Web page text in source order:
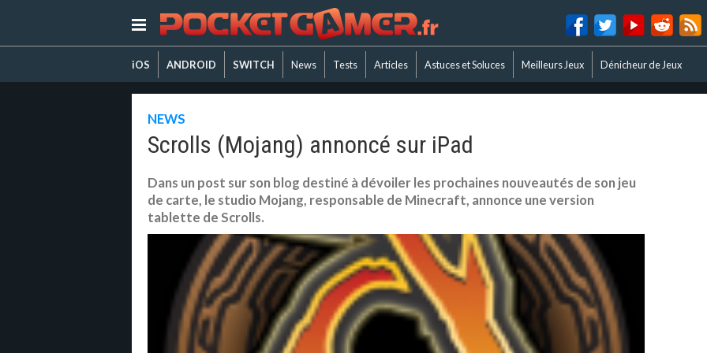
iOS ANDROID SWITCH News Tests Articles Astuces et Soluces Meilleurs Jeux Dénicheur de Jeux
NEWS
Scrolls (Mojang) annoncé sur iPad
Dans un post sur son blog destiné à dévoiler les prochaines nouveautés de son jeu
de carte, le studio Mojang, responsable de Minecraft, annonce une version
tablette de Scrolls.